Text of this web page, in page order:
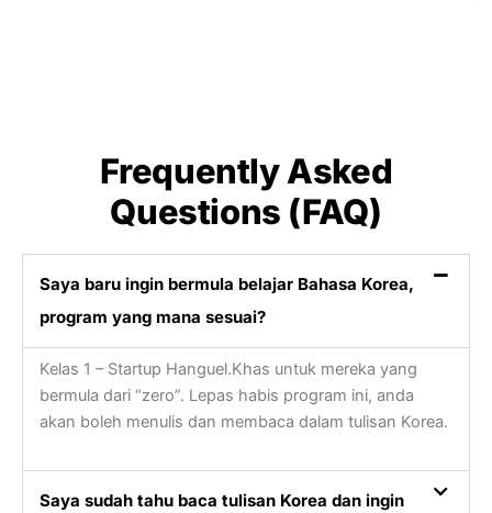
Frequently Asked
Questions (FAQ)
Saya baru ingin bermula belajar Bahasa Korea,
program yang mana sesuai?​
Kelas 1 – Startup Hanguel.Khas untuk mereka yang
bermula dari “zero”. Lepas habis program ini, anda
akan boleh menulis dan membaca dalam tulisan Korea.
Saya sudah tahu baca tulisan Korea dan ingin